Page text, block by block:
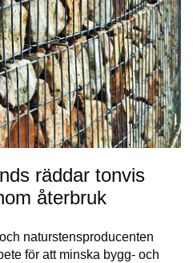
räddar tonvis
återbruk
naturstensproducenten
för att minska bygg- och